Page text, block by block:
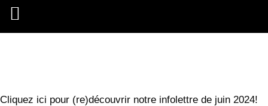
Cliquez ici pour (re)découvrir notre infolettre de juin 2024!